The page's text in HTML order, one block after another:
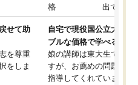
せて助
を尊重
をしま
格
出ていな
自宅で現役国公立大学生
ブルな価格で学べる
娘の講師は東大生では無
すが、お薦めの問題集や
指導してくれています。